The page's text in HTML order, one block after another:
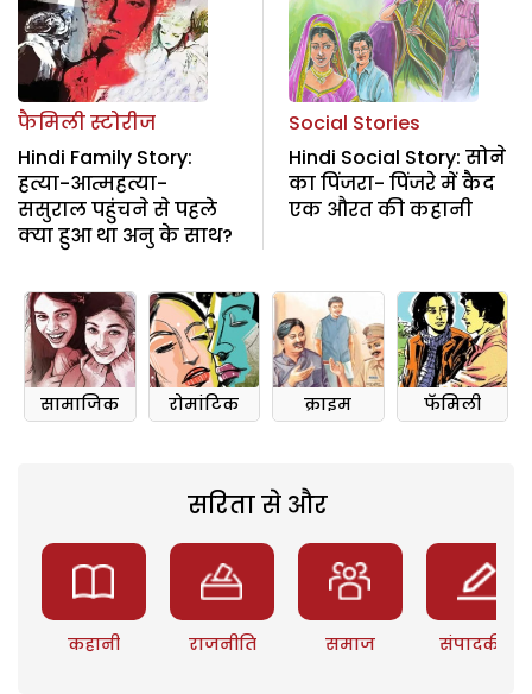
फैमिली स्टोरीज
Hindi Family Story:
हत्या-आत्महत्या-
ससुराल पहुंचने से पहले
क्या हुआ था अनु के साथ?
Social Stories
Hindi Social Story: सोने
का पिंजरा- पिंजरे में कैद
एक औरत की कहानी
सामाजिक रोमांटिक क्राइम फॅमिली
सरिता से और
कहानी राजनीति समाज संपादकीय